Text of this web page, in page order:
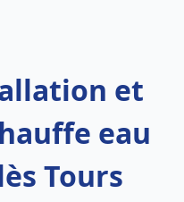
et
eau
Tours